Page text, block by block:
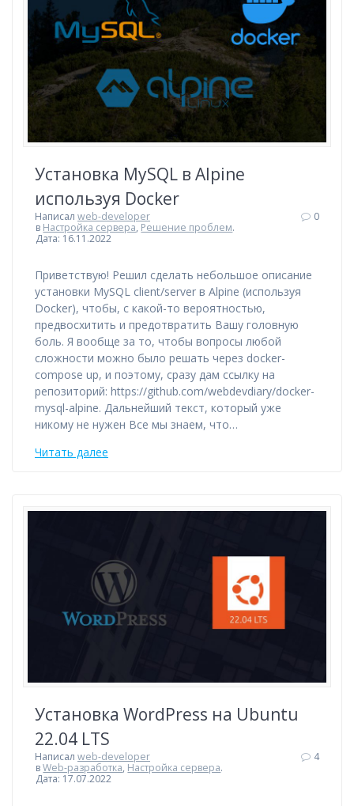
Установка MySQL в Alpine
используя Docker
Написал web-developer
в Настройка сервера, Решение проблем.
Дата: 16.11.2022
0
Приветствую! Решил сделать небольшое описание
установки MySQL client/server в Alpine (используя
Docker), чтобы, с какой-то вероятностью,
предвосхитить и предотвратить Вашу головную
боль. Я вообще за то, чтобы вопросы любой
сложности можно было решать через docker-
compose up, и поэтому, сразу дам ссылку на
репозиторий: https://github.com/webdevdiary/docker-
mysql-alpine. Дальнейший текст, который уже
никому не нужен Все мы знаем, что…
Читать далее
Установка WordPress на Ubuntu
22.04 LTS
Написал web-developer
вWeb-разработка, Настройка сервера.
Дата: 17.07.2022
4